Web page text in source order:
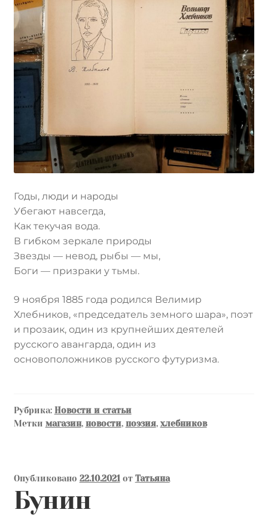
Годы, люди и народы
Убегают навсегда,
Как текучая вода.
В гибком зеркале природы
Звезды — невод, рыбы — мы,
Боги — призраки у тьмы.
9 ноября 1885 года родился Велимир
Хлебников, «председатель земного шара», поэт
и прозаик, один из крупнейших деятелей
русского авангарда, один из
основоположников русского футуризма.
Рубрика: Новости и статьи
Метки магазин, новости, поэзия, хлебников
Опубликовано 22.10.2021 от Татьяна
Бунин